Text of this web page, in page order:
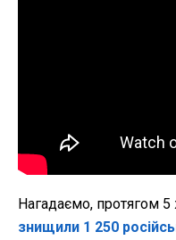
Нагадаємо, протягом
знищили 1 250